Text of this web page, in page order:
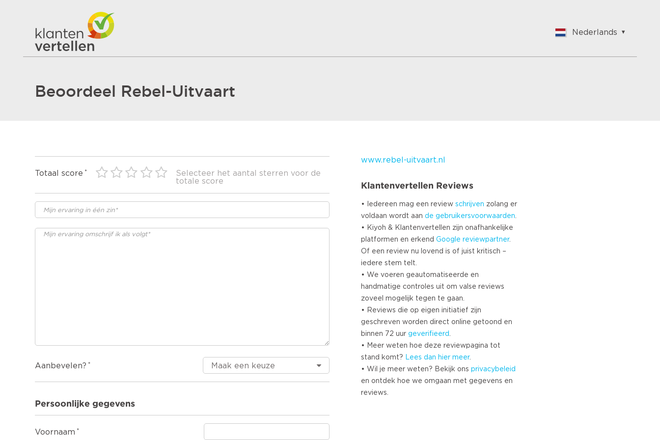
Nederlands
Nederlands
Beoordeel Rebel-Uitvaart
Totaal score
Selecteer het aantal sterren voor de
totale score
Aanbevelen?
Persoonlijke gegevens
Voornaam
www.rebel-uitvaart.nl
Klantenvertellen Reviews
• Iedereen mag een review schrijven zolang er
voldaan wordt aan de gebruikersvoorwaarden.
• Kiyoh & Klantenvertellen zijn onafhankelijke
platformen en erkend Google reviewpartner.
Of een review nu lovend is of juist kritisch –
iedere stem telt.
• We voeren geautomatiseerde en
handmatige controles uit om valse reviews
zoveel mogelijk tegen te gaan.
• Reviews die op eigen initiatief zijn
geschreven worden direct online getoond en
binnen 72 uur geverifieerd.
• Meer weten hoe deze reviewpagina tot
stand komt? Lees dan hier meer.
• Wil je meer weten? Bekijk ons privacybeleid
en ontdek hoe we omgaan met gegevens en
reviews.